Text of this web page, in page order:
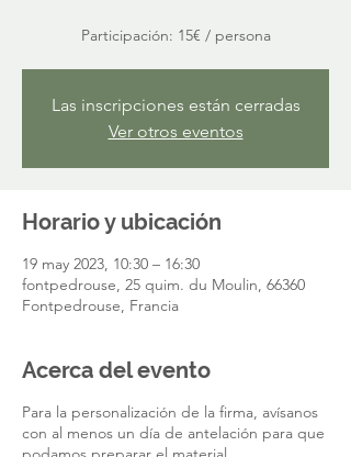
Participación: 15€ / persona
Las inscripciones están cerradas
Ver otros eventos
Horario y ubicación
19 may 2023, 10:30 – 16:30
fontpedrouse, 25 quim. du Moulin, 66360
Fontpedrouse, Francia
Acerca del evento
Para la personalización de la firma, avísanos
con al menos un día de antelación para que